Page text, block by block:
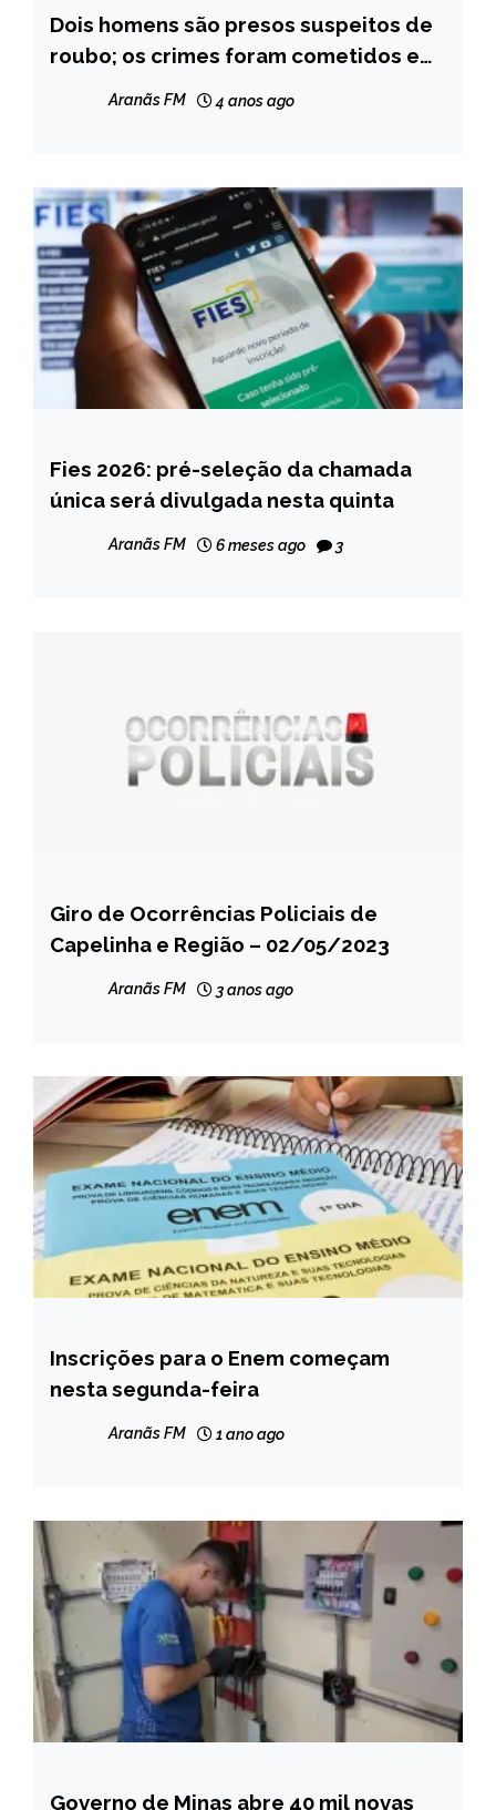
CAPELINHA
MINAS
Dois homens são presos suspeitos de
roubo; os crimes foram cometidos em
Aranãs FM 4 anos ago
BRASIL
NOTÍCIAS
Fies 2026: pré-seleção da chamada
única será divulgada nesta quinta
Aranãs FM 6 meses ago 3
CAPELINHA
MINAS
Giro de Ocorrências Policiais de
Capelinha e Região – 02/05/2023
Aranãs FM 3 anos ago
BRASIL
NOTÍCIAS
Inscrições para o Enem começam
nesta segunda-feira
Aranãs FM 1 ano ago
CAPELINHA
Governo de Minas abre 40 mil novas